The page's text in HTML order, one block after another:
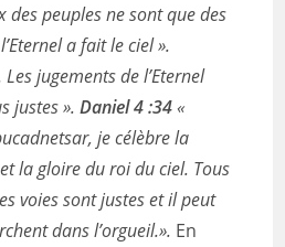
des peuples ne sont que des
a fait le ciel ».
jugements de l’Eternel
justes ».Daniel 4 :34«
je célèbre la
la gloire du roi du ciel. Tous
voies sont justes et il peut
dans l’orgueil.». En